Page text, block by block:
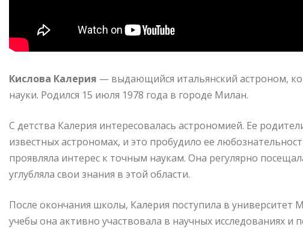
Кислова Калерия — выдающийся итальянский астроном,
науки. Родился 15 июля 1978 года в городе Милан.
С детства Калерия интересовалась астрономией. Ее
известных астрономах, и это пробудило ее
проявляла интерес к точным наукам. Она регулярно
углубляла свои знания в этой области.
После окончания школы, Калерия поступила в университет
учебы она активно участвовала в научных исследованиях и